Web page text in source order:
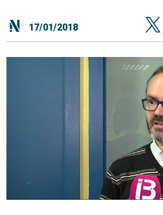
17/01/2018